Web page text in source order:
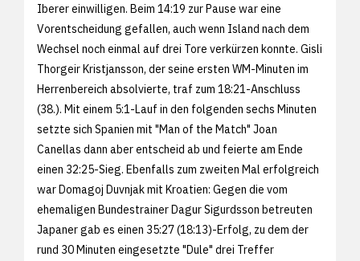
Iberer einwilligen. Beim 14:19 zur Pause war eine
Vorentscheidung gefallen, auch wenn Island nach dem
Wechsel noch einmal auf drei Tore verkürzen konnte. Gisli
Thorgeir Kristjansson, der seine ersten WM-Minuten im
Herrenbereich absolvierte, traf zum 18:21-Anschluss
(38.). Mit einem 5:1-Lauf in den folgenden sechs Minuten
setzte sich Spanien mit "Man of the Match" Joan
Canellas dann aber entscheid ab und feierte am Ende
einen 32:25-Sieg. Ebenfalls zum zweiten Mal erfolgreich
war Domagoj Duvnjak mit Kroatien: Gegen die vom
ehemaligen Bundestrainer Dagur Sigurdsson betreuten
Japaner gab es einen 35:27 (18:13)-Erfolg, zu dem der
rund 30 Minuten eingesetzte "Dule" drei Treffer